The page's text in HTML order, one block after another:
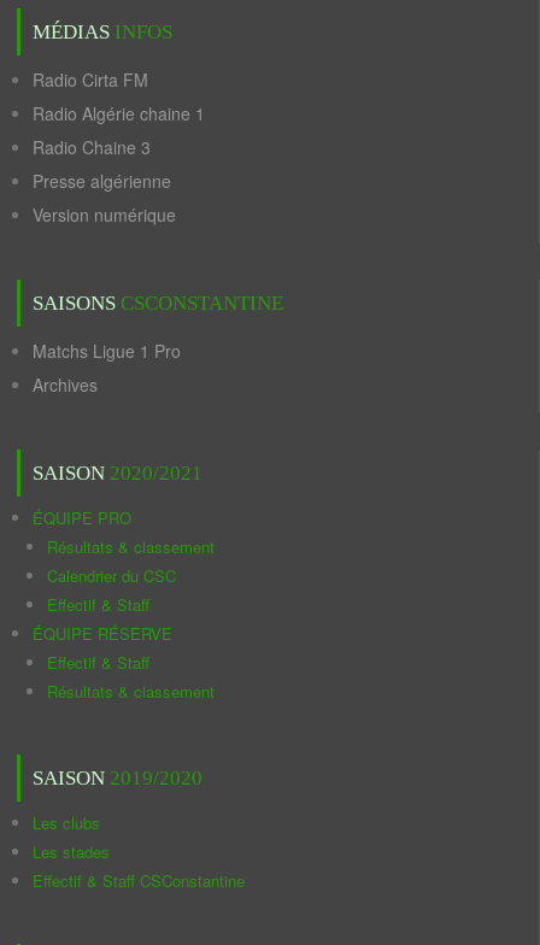
MÉDIAS INFOS
Radio Cirta FM
Radio Algérie chaine 1
Radio Chaine 3
Presse algérienne
Version numérique
SAISONS CSCONSTANTINE
Matchs Ligue 1 Pro
Archives
SAISON 2020/2021
ÉQUIPE PRO
Résultats & classement
Calendrier du CSC
Effectif & Staff
ÉQUIPE RÉSERVE
Effectif & Staff
Résultats & classement
SAISON 2019/2020
Les clubs
Les stades
Effectif & Staff CSConstantine